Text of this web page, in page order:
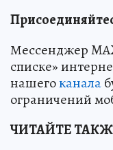
При
Мессенджер
списке»
нашегоканала
ограничений
ЧИТАЙТЕ